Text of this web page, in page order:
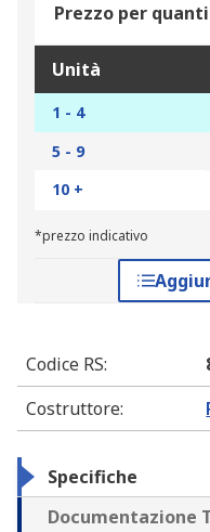
Prezzo per
Unità
1 - 4
5 - 9
10 +
*prezzo indicativo
Codice RS:
Costruttore:
Specifiche
Documentazione